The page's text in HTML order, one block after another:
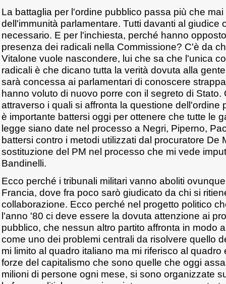
La battaglia per l'ordine pubblico passa più che
dell'immunità parlamentare. Tutti davanti al giudice
necessario. E per l'inchiesta, perché hanno
presenza dei radicali nella Commissione? C'è da
Vitalone vuole nascondere, lui che sa che l'unica
radicali è che dicano tutta la verità dovuta alla
sarà concessa ai parlamentari di conoscere
hanno voluto di nuovo porre con il segreto di Stato.
attraverso i quali si affronta la questione dell'ordine
è importante battersi oggi per ottenere che tutte le
legge siano date nel processo a Negri, Piperno,
battersi contro i metodi utilizzati dal procuratore De
sostituzione del PM nel processo che mi vede
Bandinelli.
Ecco perché i tribunali militari vanno aboliti
Francia, dove fra poco sarò giudicato da chi si
collaborazione. Ecco perché nel progetto politico
l'anno '80 ci deve essere la dovuta attenzione ai
pubblico, che nessun altro partito affronta in modo
come uno dei problemi centrali da risolvere quello
mi limito al quadro italiano ma mi riferisco al quadro
forze del capitalismo che sono quelle che oggi
milioni di persone ogni mese, si sono organizzate